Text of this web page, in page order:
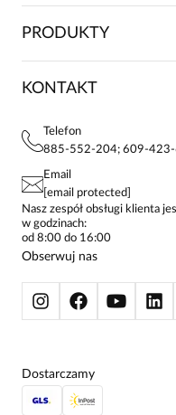
FRANCZYZA
MAPA WITRYNY
KONTAKTY
FAQ
POLITYKA PRYWATNOŚCI
STREFA STAŁEGO KLIENTA
PRODUKTY
KOSZULE DAMSKIE
SPODNIE DAMSKIE
ŻAKIETY I MARYNARKI
SWETRY
BLUZY
KONTAKT
Telefon
885-552-204; 609-
Email
[email protected]
Nasz zespół obsługi klienta
w godzinach:
od 8:00 do 16:00
Obserwuj nas
Dostarczamy